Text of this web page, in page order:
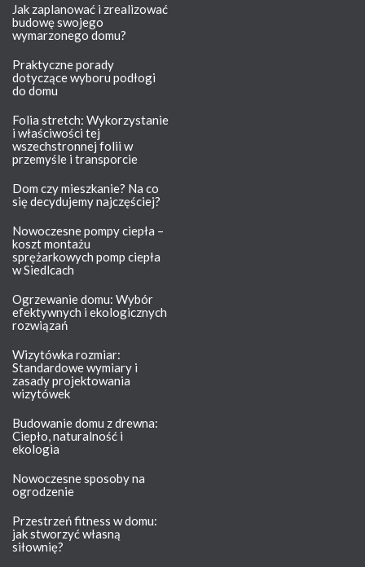
Jak zaplanować i zrealizować
budowę swojego
wymarzonego domu?
Praktyczne porady
dotyczące wyboru podłogi
do domu
Folia stretch: Wykorzystanie
i właściwości tej
wszechstronnej folii w
przemyśle i transporcie
Dom czy mieszkanie? Na co
się decydujemy najczęściej?
Nowoczesne pompy ciepła –
koszt montażu
sprężarkowych pomp ciepła
w Siedlcach
Ogrzewanie domu: Wybór
efektywnych i ekologicznych
rozwiązań
Wizytówka rozmiar:
Standardowe wymiary i
zasady projektowania
wizytówek
Budowanie domu z drewna:
Ciepło, naturalność i
ekologia
Nowoczesne sposoby na
ogrodzenie
Przestrzeń fitness w domu:
jak stworzyć własną
siłownię?